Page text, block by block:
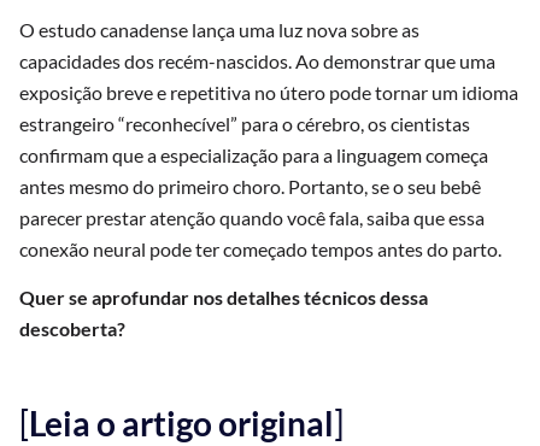
O estudo canadense lança uma luz nova sobre as
capacidades dos recém-nascidos. Ao demonstrar que uma
exposição breve e repetitiva no útero pode tornar um idioma
estrangeiro “reconhecível” para o cérebro, os cientistas
confirmam que a especialização para a linguagem começa
antes mesmo do primeiro choro. Portanto, se o seu bebê
parecer prestar atenção quando você fala, saiba que essa
conexão neural pode ter começado tempos antes do parto.
Quer se aprofundar nos detalhes técnicos dessa
descoberta?
[Leia o artigo original]